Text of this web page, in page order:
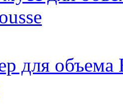
для объема